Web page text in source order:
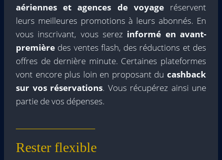
aériennes et agences de voyageréservent
leurs meilleures promotions à leurs abonnés. En
vous inscrivant, vous serez informé en avant-
première des ventes flash, des réductions et des
offres de dernière minute. Certaines plateformes
vont encore plus loin en proposant du cashback
sur vos réservations. Vous récupérez ainsi une
partie de vos dépenses.
Rester flexible